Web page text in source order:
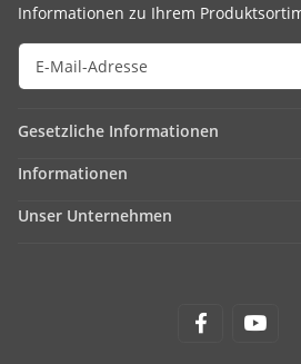
Informationen zu Ihrem
Gesetzliche Informationen
Informationen
Unser Unternehmen